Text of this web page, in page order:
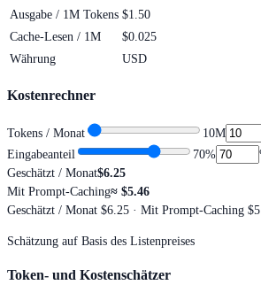
Ausgabe / 1M Tokens $1.50
Cache-Lesen / 1M
$0.025
Währung
USD
Kostenrechner
Tokens / Monat 10M
Eingabeanteil
70%
Geschätzt / Monat$6.25
Mit Prompt-Caching≈ $5.46
Geschätzt / Monat $6.25 · Mit Prompt-Caching
Schätzung auf Basis des Listenpreises
Token- und Kostenschätzer